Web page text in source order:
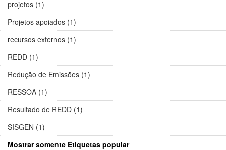
projetos (1)
Projetos apoiados (1)
recursos externos (1)
REDD (1)
Redução de Emissões (1)
RESSOA (1)
Resultado de REDD (1)
SISGEN (1)
Mostrar somente Etiquetas popular